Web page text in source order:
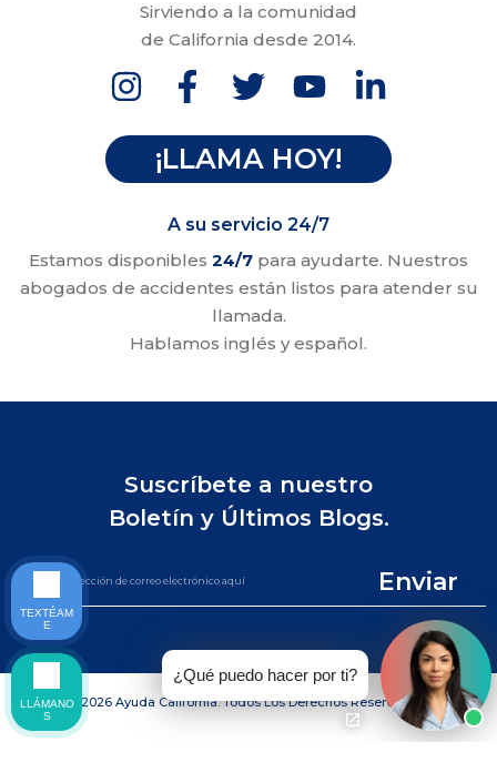
Sirviendo a la comunidad
de California desde 2014.
¡LLAMA HOY!
A su servicio 24/7
Estamos disponibles 24/7 para ayudarte. Nuestros
abogados de accidentes están listos para atender su
llamada.
Hablamos inglés y español.
Suscríbete a nuestro
Boletín y Últimos Blogs.
Enviar
©2026 Ayuda California. Todos Los Derechos Reservados.
¿Qué puedo hacer por ti?
TEXTÉAM
E
LLÁMANO
S